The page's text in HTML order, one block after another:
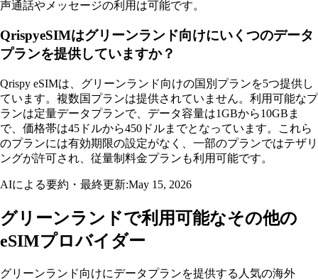
声通話やメッセージの利用は可能です。
QrispyeSIMはグリーンランド向けにいくつのデータ
プランを提供していますか？
Qrispy eSIMは、グリーンランド向けの国別プランを5つ提供し
ています。複数国プランは提供されていません。利用可能なプ
ランは定量データプランで、データ容量は1GBから10GBま
で、価格帯は45ドルから450ドルまでとなっています。これら
のプランには有効期限の設定がなく、一部のプランではテザリ
ングが許可され、従量制料金プランも利用可能です。
AIによる要約・最終更新:May 15, 2026
グリーンランドで利用可能なその他の
eSIMプロバイダー
グリーンランド向けにデータプランを提供する人気の海外